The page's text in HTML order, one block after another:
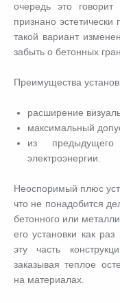
очередь это
признано
такой вариант
забыть о бетонных
Преимущества
расширение
максимальный
из
электроэнергии.
Неоспоримый плюс
что не понадобится
бетонного или
его установки как
эту часть
заказывая теплое
на материалах.